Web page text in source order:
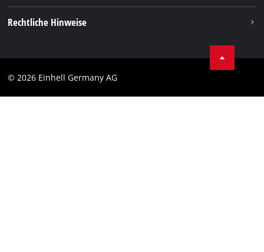
Vertrag widerrufen
Rechtliche Hinweise
Impressum
© 2026 Einhell Germany AG